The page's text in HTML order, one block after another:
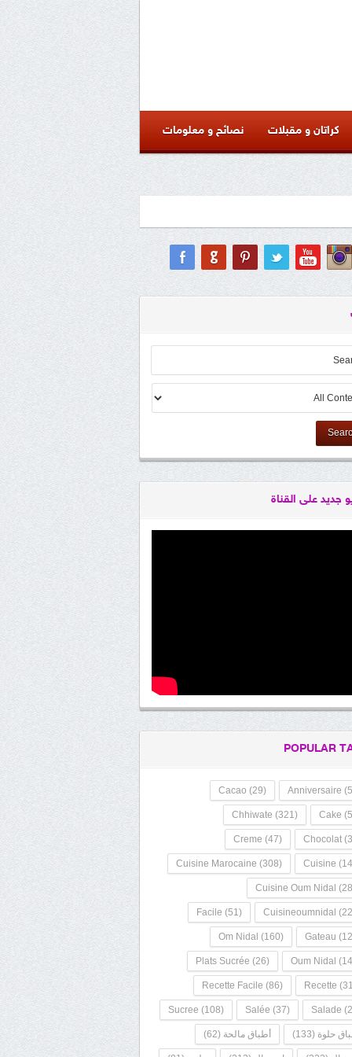
كراتان و مقبلات نصائح و معلومات
جديد على القناة
POPULAR
Anniversaire
Cacao (29)
Cake
Chhiwate (321)
Chocolat
Creme (47)
Cuisine
Cuisine Marocaine (308)
Cuisine Oum Nidal
Cuisineoumnidal
Facile (51)
Gateau
Om Nidal (160)
Oum Nidal
Plats Sucrée (26)
Recette
Recette Facile (86)
Salade
Salée (37)
Sucree (108)
حلوة (133) أطباق مالحة (62)